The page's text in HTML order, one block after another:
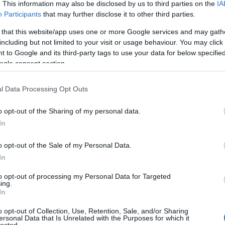
This information may also be disclosed by us to third parties on the
Participants that may further disclose it to other third parties.
that this website/app uses one or more Google services and may
but not limited to your visit or usage behaviour. You may
to Google and its third-party tags to use your data for below
consent section.
Data Processing Opt Outs
opt-out of the Sharing of my personal data.
opt-out of the Sale of my Personal Data.
opt-out of processing my Personal Data for Targeted
opt-out of Collection, Use, Retention, Sale, and/or Sharing
Data that Is Unrelated with the Purposes for which it
elsősorban a rockerek körében, a Grateful Dead volt
hármasával vették a batikolt rövidujjúakat.